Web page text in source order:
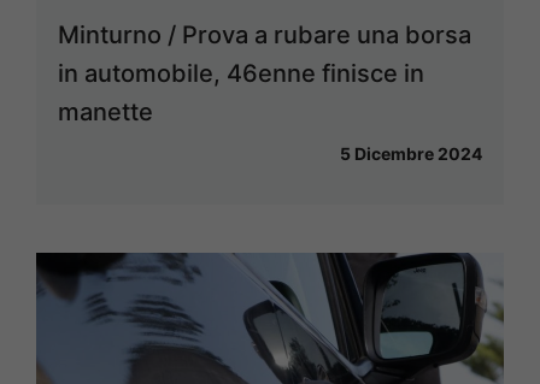
Minturno / Prova a rubare una borsa
in automobile, 46enne finisce in
manette
5 Dicembre 2024